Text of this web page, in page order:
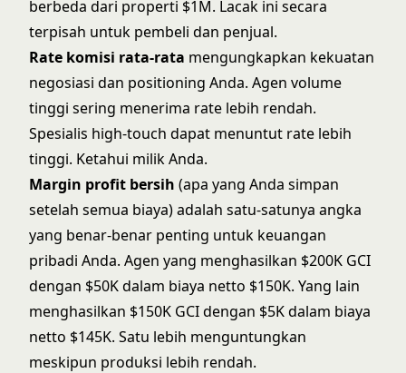
berbeda dari properti $1M. Lacak ini secara
terpisah untuk pembeli dan penjual.
Rate komisi rata-rata mengungkapkan kekuatan
negosiasi dan positioning Anda. Agen volume
tinggi sering menerima rate lebih rendah.
Spesialis high-touch dapat menuntut rate lebih
tinggi. Ketahui milik Anda.
Margin profit bersih (apa yang Anda simpan
setelah semua biaya) adalah satu-satunya angka
yang benar-benar penting untuk keuangan
pribadi Anda. Agen yang menghasilkan $200K GCI
dengan $50K dalam biaya netto $150K. Yang lain
menghasilkan $150K GCI dengan $5K dalam biaya
netto $145K. Satu lebih menguntungkan
meskipun produksi lebih rendah.